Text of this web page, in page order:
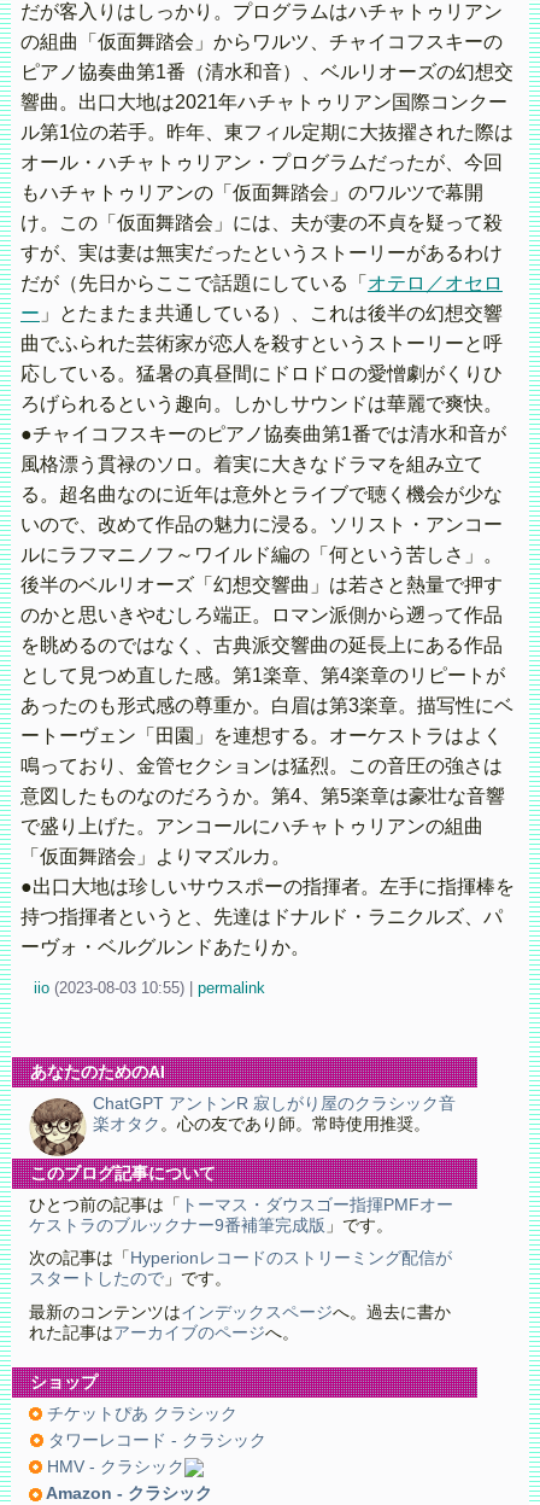
だが客入りはしっかり。プログラムはハチャトゥリアン
の組曲「仮面舞踏会」からワルツ、チャイコフスキーの
ピアノ協奏曲第1番（清水和音）、ベルリオーズの幻想交
響曲。出口大地は2021年ハチャトゥリアン国際コンクー
ル第1位の若手。昨年、東フィル定期に大抜擢された際は
オール・ハチャトゥリアン・プログラムだったが、今回
もハチャトゥリアンの「仮面舞踏会」のワルツで幕開
け。この「仮面舞踏会」には、夫が妻の不貞を疑って殺
すが、実は妻は無実だったというストーリーがあるわけ
だが（先日からここで話題にしている「 オテロ／オセロ
ー 」とたまたま共通している）、これは後半の幻想交響
曲でふられた芸術家が恋人を殺すというストーリーと呼
応している。猛暑の真昼間にドロドロの愛憎劇がくりひ
ろげられるという趣向。しかしサウンドは華麗で爽快。
●チャイコフスキーのピアノ協奏曲第1番では清水和音が
風格漂う貫禄のソロ。着実に大きなドラマを組み立て
る。超名曲なのに近年は意外とライブで聴く機会が少な
いので、改めて作品の魅力に浸る。ソリスト・アンコー
ルにラフマニノフ～ワイルド編の「何という苦しさ」。
後半のベルリオーズ「幻想交響曲」は若さと熱量で押す
のかと思いきやむしろ端正。ロマン派側から遡って作品
を眺めるのではなく、古典派交響曲の延長上にある作品
として見つめ直した感。第1楽章、第4楽章のリピートが
あったのも形式感の尊重か。白眉は第3楽章。描写性にベ
ートーヴェン「田園」を連想する。オーケストラはよく
鳴っており、金管セクションは猛烈。この音圧の強さは
意図したものなのだろうか。第4、第5楽章は豪壮な音響
で盛り上げた。アンコールにハチャトゥリアンの組曲
「仮面舞踏会」よりマズルカ。
●出口大地は珍しいサウスポーの指揮者。左手に指揮棒を
持つ指揮者というと、先達はドナルド・ラニクルズ、パ
ーヴォ・ベルグルンドあたりか。
iio (2023-08-03 10:55) permalink
あなたのためのAI
ChatGPT アントンR 寂しがり屋のクラシック音
楽オタク 。心の友であり師。常時使用推奨。
このブログ記事について
ひとつ前の記事は「
トーマス・ダウスゴー指揮PMFオー
ケストラのブルックナー9番補筆完成版 」です。
次の記事は「 Hyperionレコードのストリーミング配信が
スタートしたので」です。
最新のコンテンツはインデックスページへ。過去に書か
れた記事はアーカイブのページへ。
ショップ
チケットぴあ クラシック
タワーレコード - クラシック
HMV - クラシック
Amazon - クラシック